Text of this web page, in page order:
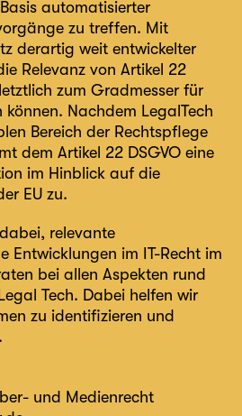
automatisierter
zu treffen. Mit
derartig weit entwickelter
Relevanz von Artikel 22
zum Gradmesser für
Nachdem LegalTech
Bereich der Rechtspflege
dem Artikel 22 DSGVO eine
im Hinblick auf die
EU zu.
relevante
Entwicklungen im IT-Recht im
bei allen Aspekten rund
Tech. Dabei helfen wir
zu identifizieren und
und Medienrecht